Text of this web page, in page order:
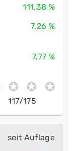
111,38 %
7,26 %
7,77 %
117/175
seit Auflage